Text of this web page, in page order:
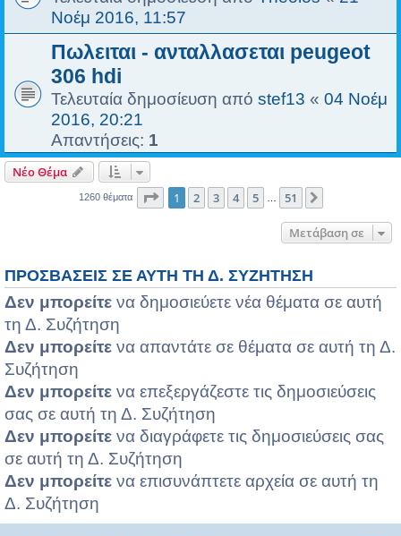
Νοέμ 2016, 11:57
Πωλειται - ανταλλασεται peugeot
306 hdi
Τελευταία δημοσίευση από stef13 « 04 Νοέμ
2016, 20:21
Απαντήσεις: 1
Νέο Θέμα
1260 θέματα Σελίδα από51
1 2 3 4 5 51
Μετάβαση σε
ΠΡΟΣΒΆΣΕΙΣ ΣΕ ΑΥΤΉ ΤΗ Δ. ΣΥΖΉΤΗΣΗ
Δεν μπορείτε να δημοσιεύετε νέα θέματα σε αυτή
τη Δ. Συζήτηση
Δεν μπορείτε να απαντάτε σε θέματα σε αυτή τη Δ.
Συζήτηση
Δεν μπορείτε να επεξεργάζεστε τις δημοσιεύσεις
σας σε αυτή τη Δ. Συζήτηση
Δεν μπορείτε να διαγράφετε τις δημοσιεύσεις σας
σε αυτή τη Δ. Συζήτηση
Δεν μπορείτε να επισυνάπτετε αρχεία σε αυτή τη
Δ. Συζήτηση